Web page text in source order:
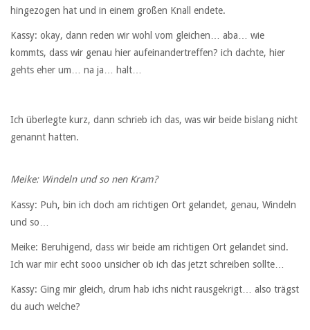
hingezogen hat und in einem großen Knall endete.
Kassy: okay, dann reden wir wohl vom gleichen… aba… wie
kommts, dass wir genau hier aufeinandertreffen? ich dachte, hier
gehts eher um… na ja… halt…
Ich überlegte kurz, dann schrieb ich das, was wir beide bislang nicht
genannt hatten.
Meike: Windeln und so nen Kram?
Kassy: Puh, bin ich doch am richtigen Ort gelandet, genau, Windeln
und so…
Meike: Beruhigend, dass wir beide am richtigen Ort gelandet sind.
Ich war mir echt sooo unsicher ob ich das jetzt schreiben sollte…
Kassy: Ging mir gleich, drum hab ichs nicht rausgekrigt… also trägst
du auch welche?